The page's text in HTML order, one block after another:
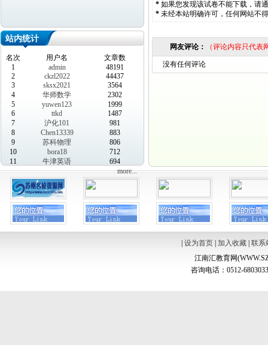
站内统计
名次 用户名
文章数
1
admin
48191
2
ckzl2022
44437
3
sksx2021
3564
4
华师数学
2302
5
yuwen123
1999
6
ttkd
1487
7
沪化101
981
8
Chen13339
883
9
苏科物理
806
10
bora18
712
11
牛津英语
694
more...
* 如果您发现该试卷不能下载，请
* 未经本站明确许可，任何网站不
网友评论： （评论内容只代
没有任何评论
设为首页| 加入收藏| 联系
江南汇教育网
咨询电话：0512-